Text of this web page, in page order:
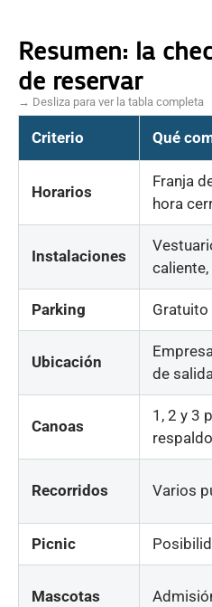
Resumen: la
de reservar
→ Desliza para ver la tabla completa
Criterio Qué
Horarios
Franja
hora
Instalaciones
Parking Gratuito
Ubicación
de
Canoas
1, 2 y 3
respaldo
Recorridos Varios
Picnic
Mascotas